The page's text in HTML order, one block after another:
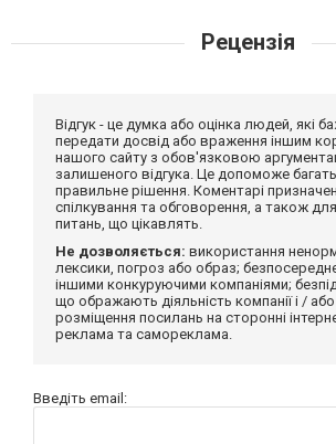
Рецензія
Відгук - це думка або оцінка людей, які
передати досвід або враження іншим
нашого сайту з обов'язковою
залишеного відгука. Це допоможе
правильне рішення. Коментарі
спілкування та обговорення, а також
питань, що цікавлять.
Не дозволяється: використання
лексики, погроз або образ;
іншими конкуруючими компаніями;
що ображають діяльність компанії і / або
розміщення посилань на сторонні
реклама та самореклама.
Введіть email: